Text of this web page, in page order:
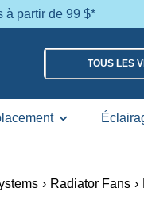
à partir de 99 $*
TOUS LES
› Radiator Fans ›